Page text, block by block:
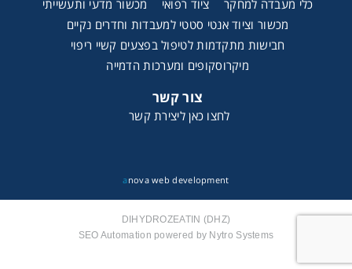
כלי מעבדה למחקר ציוד רפואי
מכשור מדעי ותעשייתי
מכשור וציוד אנטי סטטי למעבדות וחדרים נקיים
חבישות מתקדמות לטיפול בפצעים קשיי ריפוי
מיקרוסקופים ומערכות הדמייה
צור קשר
לחצו כאן ליצירת קשר
a nova web development
DIHYDROZEATIN (DHZ)
SEO Automation powered by Nytro Systems